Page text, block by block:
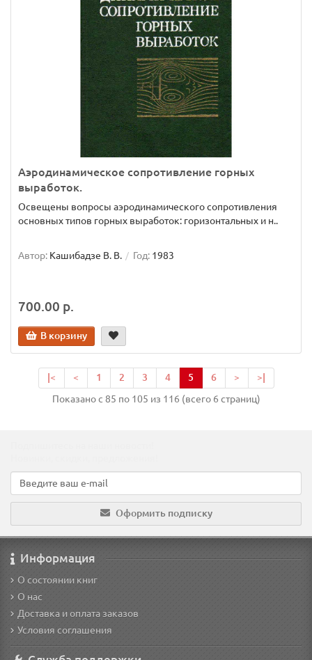
Аэродинамическое сопротивление горных
выработок.
Освещены вопросы аэродинамического сопротивления
основных типов горных выработок: горизонтальных и н..
Автор: Кашибадзе В. В. Год: 1983
700.00 р.
В корзину
|< < 1 2 3 4 5 6 >
>|
Показано с 85 по 105 из 116 (всего 6 страниц)
Оформить подписку
Информация
О состоянии книг
О нас
Доставка и оплата заказов
Условия соглашения